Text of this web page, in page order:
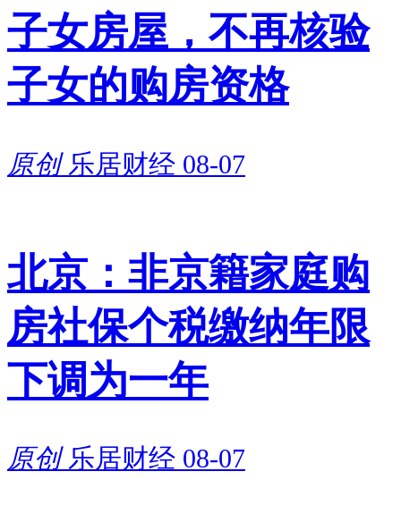
子女房屋，不再核验
子女的购房资格
原创 乐居财经 08-07
北京：非京籍家庭购
房社保个税缴纳年限
下调为一年
原创 乐居财经 08-07